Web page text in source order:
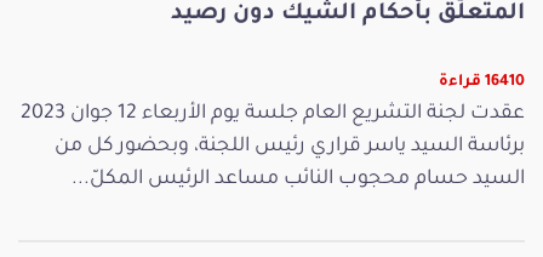
المتعلّق بأحكام الشيك دون رصيد
16410 قراءة
عقدت لجنة التشريع العام جلسة يوم الأربعاء 12 جوان 2023
برئاسة السيد ياسر قراري رئيس اللجنة، وبحضور كل من
السيد حسام محجوب النائب مساعد الرئيس المكلّ...